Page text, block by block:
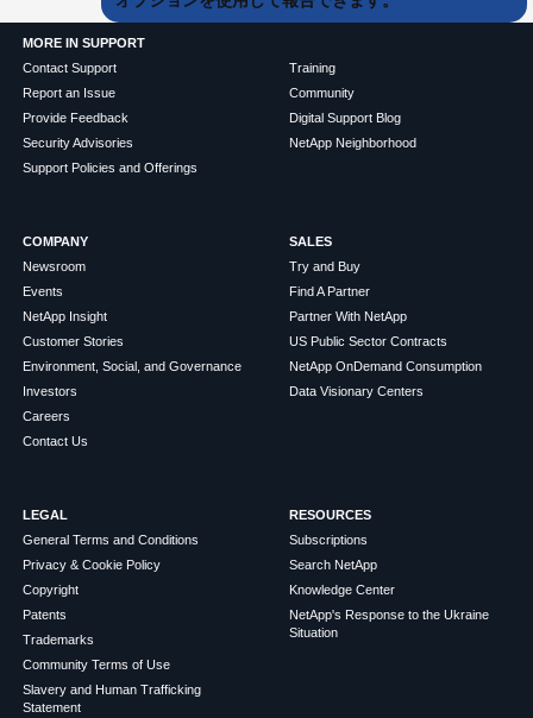
MORE IN SUPPORT
Contact Support
Report an Issue
Provide Feedback
Security Advisories
Support Policies and Offerings
Training
Community
Digital Support Blog
NetApp Neighborhood
COMPANY
Newsroom
Events
NetApp Insight
Customer Stories
Environment, Social, and Governance
Investors
Careers
Contact Us
SALES
Try and Buy
Find A Partner
Partner With NetApp
US Public Sector Contracts
NetApp OnDemand Consumption
Data Visionary Centers
LEGAL
General Terms and Conditions
Privacy & Cookie Policy
Copyright
Patents
Trademarks
Community Terms of Use
Slavery and Human Trafficking
Statement
RESOURCES
Subscriptions
Search NetApp
Knowledge Center
NetApp's Response to the Ukraine
Situation